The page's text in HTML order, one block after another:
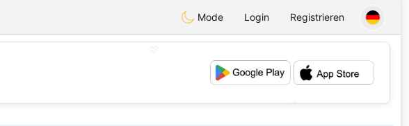
Mode Login Registrieren